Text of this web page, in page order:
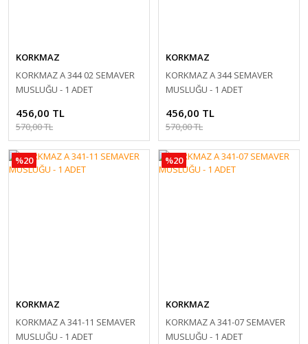
KORKMAZ
KORKMAZ A 344 02 SEMAVER
MUSLUĞU - 1 ADET
456,00 TL
570,00 TL
KORKMAZ
KORKMAZ A 344 SEMAVER
MUSLUĞU - 1 ADET
456,00 TL
570,00 TL
%20
KORKMAZ
KORKMAZ A 341-11 SEMAVER
MUSLUĞU - 1 ADET
%20
KORKMAZ
KORKMAZ A 341-07 SEMAVER
MUSLUĞU - 1 ADET